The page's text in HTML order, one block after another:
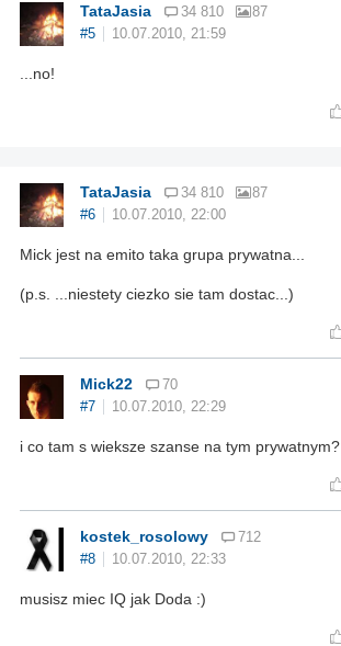
TataJasia 34 810
87
#5
10.07.2010, 21:59
...no!
TataJasia 34 810
87
#6
10.07.2010, 22:00
Mick jest na emito taka grupa prywatna...
(p.s. ...niestety ciezko sie tam dostac...)
Mick22
70
#7
10.07.2010, 22:29
i co tam s wieksze szanse na tym prywatnym?
kostek_rosolowy
712
#8
10.07.2010, 22:33
musisz miec IQ jak Doda :)